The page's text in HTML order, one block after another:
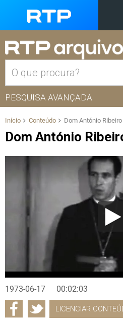
PESQUISA AVANÇADA
Início Conteúdo Dom António
Dom António
1973-06-17 00:02:03
LICENCIAR